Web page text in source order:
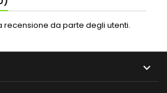
recensione da parte degli utenti.
